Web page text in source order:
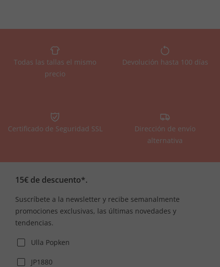
Todas las tallas el mismo
precio
Devolución hasta 100 días
Certificado de Seguridad SSL
Dirección de envío
alternativa
15€ de descuento*.
Suscríbete a la newsletter y recibe semanalmente
promociones exclusivas, las últimas novedades y
tendencias.
Ulla Popken
JP1880